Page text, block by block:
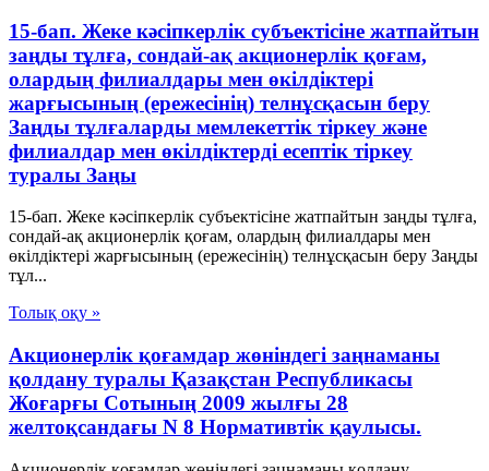
15-бап. Жеке кәсiпкерлiк субъектiсiне жатпайтын
заңды тұлға, сондай-ақ акционерлiк қоғам,
олардың филиалдары мен өкiлдiктерi
жарғысының (ережесiнiң) телнұсқасын беру
Заңды тұлғаларды мемлекеттік тіркеу және
филиалдар мен өкілдіктерді есептік тіркеу
туралы Заңы
15-бап. Жеке кәсiпкерлiк субъектiсiне жатпайтын заңды тұлға,
сондай-ақ акционерлiк қоғам, олардың филиалдары мен
өкiлдiктерi жарғысының (ережесiнiң) телнұсқасын беру Заңды
тұл...
Толық оқу »
Акционерлік қоғамдар жөніндегі заңнаманы
қолдану туралы Қазақстан Республикасы
Жоғарғы Сотының 2009 жылғы 28
желтоқсандағы N 8 Нормативтік қаулысы.